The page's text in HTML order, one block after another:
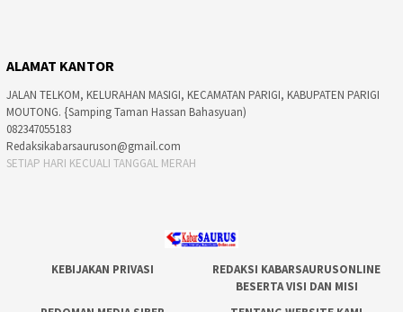
ALAMAT KANTOR
JALAN TELKOM, KELURAHAN MASIGI, KECAMATAN PARIGI, KABUPATEN PARIGI
MOUTONG. {Samping Taman Hassan Bahasyuan)
082347055183
Redaksikabarsauruson@gmail.com
SETIAP HARI KECUALI TANGGAL MERAH
KEBIJAKAN PRIVASI
REDAKSI KABARSAURUSONLINE
BESERTA VISI DAN MISI